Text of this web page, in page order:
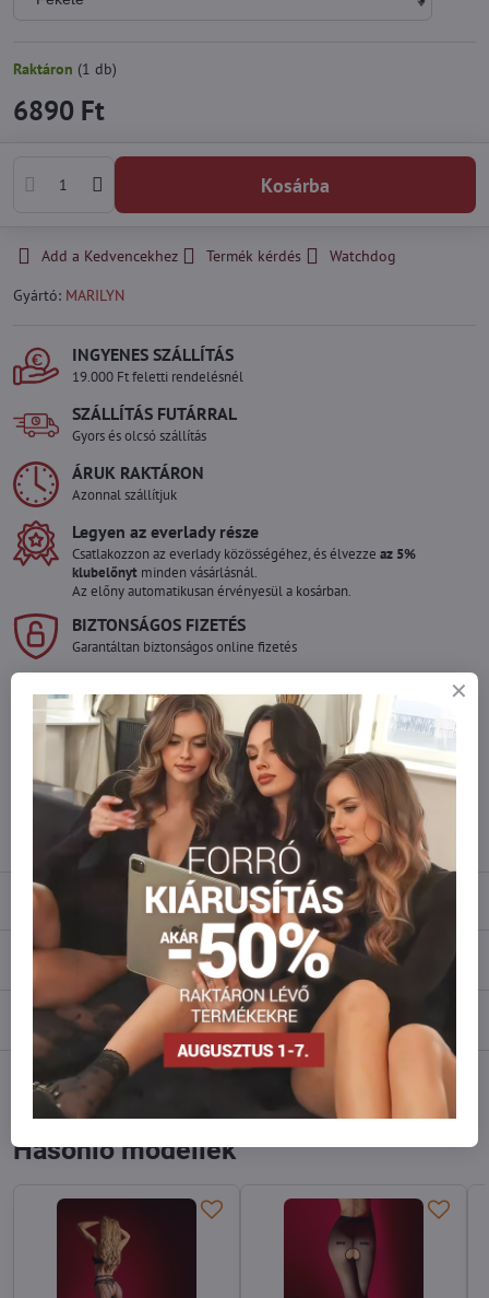
Raktáron (1 db)
6890 Ft
Kosárba
Add a Kedvencekhez Termék kérdés
Watchdog
Gyártó: MARILYN
INGYENES SZÁLLÍTÁS
19.000 Ft feletti rendelésnél
SZÁLLÍTÁS FUTÁRRAL
Gyors és olcsó szállítás
ÁRUK RAKTÁRON
Azonnal szállítjuk
Legyen az everlady része
Csatlakozzon az everlady közösségéhez, és élvezze az 5%
klubelőnyt minden vásárlásnál.
Az előny automatikusan érvényesül a kosárban.
BIZTONSÁGOS FIZETÉS
Garantáltan biztonságos online fizetés
Szeretne több terméket rendelni mint
amennyi raktáron van?
Ne habozzon kapcsolatba lépni velünk, raktárra szállítjuk az árut!
info​@everlady​.eu
Leírás
Vélemények 0
Fórum 0
Facebook Reddit LinkedIn WhatsApp
mail
Hasonló modellek